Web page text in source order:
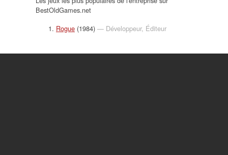
BestOldGames.net
Rogue (1984) — Développeur, Éditeur